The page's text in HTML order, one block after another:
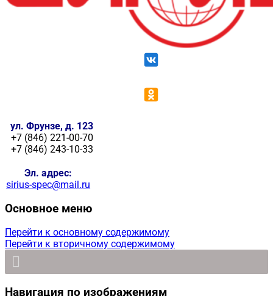
ул. Фрунзе, д. 123
+7 (846) 221-00-70
+7 (846) 243-10-33
Эл. адрес:
sirius-spec@mail.ru
Основное меню
Перейти к основному содержимому
Перейти к вторичному содержимому
Навигация по изображениям